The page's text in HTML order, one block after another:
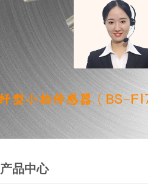
产品中心